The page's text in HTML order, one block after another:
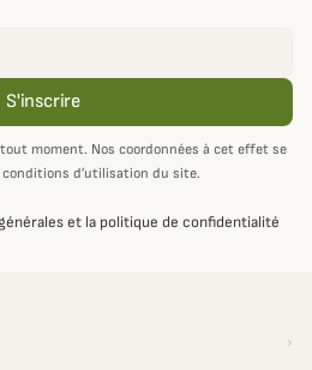
S'inscrire
moment. Nos coordonnées à cet effet se
d’utilisation du site.
et la politique de confidentialité